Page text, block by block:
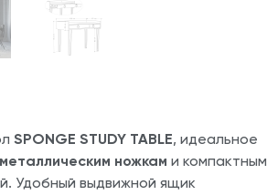
SPONGE STUDY TABLE, идеальное
ножкам и компактным
Удобный выдвижной ящик